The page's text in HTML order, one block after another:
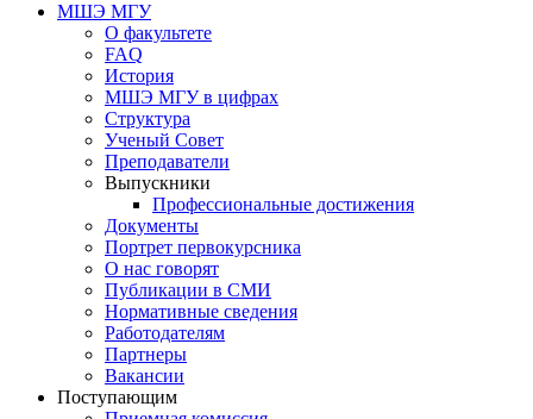
МШЭ МГУ
О факультете
FAQ
История
МШЭ МГУ в цифрах
Структура
Ученый Совет
Преподаватели
Выпускники
Профессиональные достижения
Документы
Портрет первокурсника
О нас говорят
Публикации в СМИ
Нормативные сведения
Работодателям
Партнеры
Вакансии
Поступающим